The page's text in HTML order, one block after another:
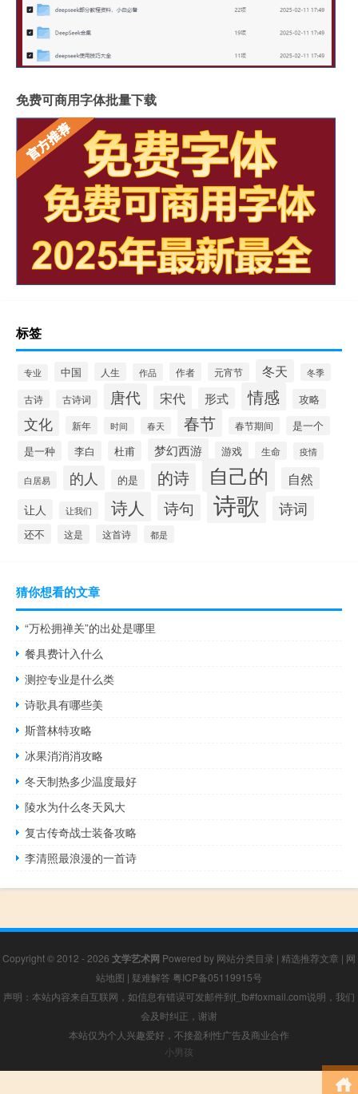
免费可商用字体批量下载
标签
专业 中国 人生 作品 作者 元宵节 冬天 冬季
古诗 古诗词 唐代 宋代 形式 情感 攻略
文化 新年 时间 春天 春节 春节期间 是一个
是一种 李白 杜甫 梦幻西游 游戏 生命 疫情
白居易 的人 的是 的诗 自己的 自然
让人 让我们 诗人 诗句 诗歌 诗词
还不 这是 这首诗 都是
猜你想看的文章
“万松拥禅关”的出处是哪里
餐具费计入什么
测控专业是什么类
诗歌具有哪些美
斯普林特攻略
冰果消消消攻略
冬天制热多少温度最好
陵水为什么冬天风大
复古传奇战士装备攻略
李清照最浪漫的一首诗
Copyright © 2012 - 2026 文学艺术网 Powered by 网站分类目录 | 精选推荐文章 | 网
站地图 | 疑难解答 粤ICP备05119915号
声明：本站内容来自互联网，如信息有错误可发邮件到f_fb#foxmail.com说明，我们
会及时纠正，谢谢
本站仅为个人兴趣爱好，不接盈利性广告及商业合作
小男孩